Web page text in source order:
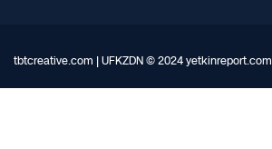
tbtcreative.com | UFKZDN © 2024 yetkinreport.com